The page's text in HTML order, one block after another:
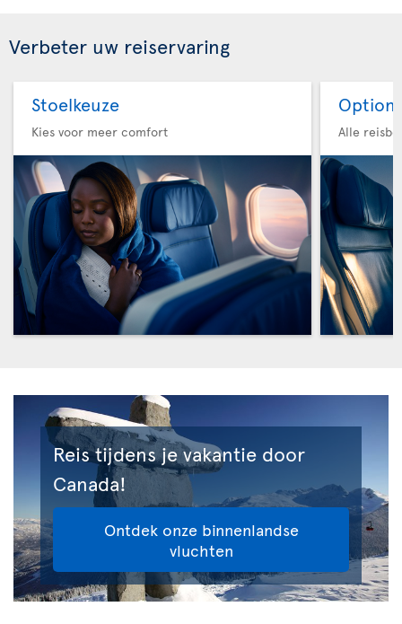
Verbeter uw reiservaring
Stoelkeuze
Kies voor meer comfort
Option
Alle
Reis tijdens je vakantie door
Canada!
Ontdek onze binnenlandse
vluchten